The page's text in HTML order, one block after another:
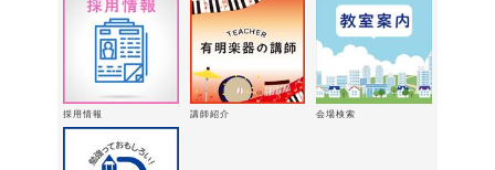
「ウィンターパーティー」を開催しま
した。 2025年12月21日
採用情報 講師紹介 会場検索